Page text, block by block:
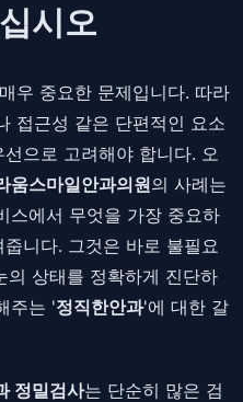
시오
우 중요한 문제입니다. 따라
접근성 같은 단편적인 요소
으로 고려해야 합니다. 오
움스마일안과의원의 사례는
스에서 무엇을 가장 중요하
니다. 그것은 바로 불필요
의 상태를 정확하게 진단하
주는 '정직한안과'에 대한 갈
정밀검사는 단순히 많은 검